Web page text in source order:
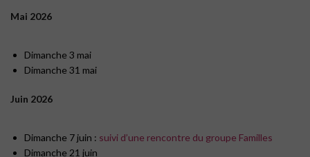
Mai 2026
Dimanche 3 mai
Dimanche 31 mai
Juin 2026
Dimanche 7 juin : suivi d’une rencontre du groupe Familles
Dimanche 21 juin